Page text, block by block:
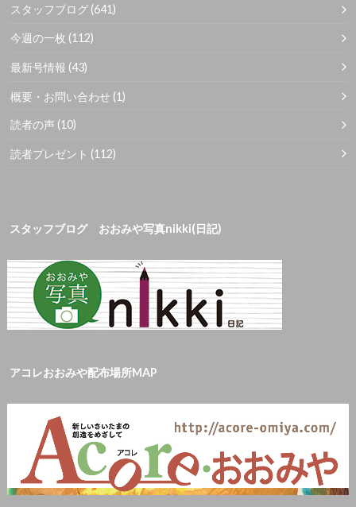
スタッフブログ (641)
今週の一枚 (112)
最新号情報 (43)
概要・お問い合わせ (1)
読者の声 (10)
読者プレゼント (112)
スタッフブログ おおみや写真nikki(日記)
アコレおおみや配布場所MAP